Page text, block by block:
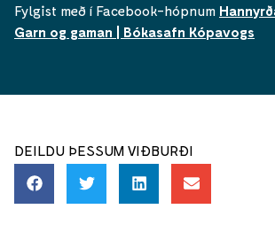
Fylgist með í Facebook-hópnum
Garn og gaman | Bókasafn Kópavogs
DEILDU ÞESSUM VIÐBURÐI